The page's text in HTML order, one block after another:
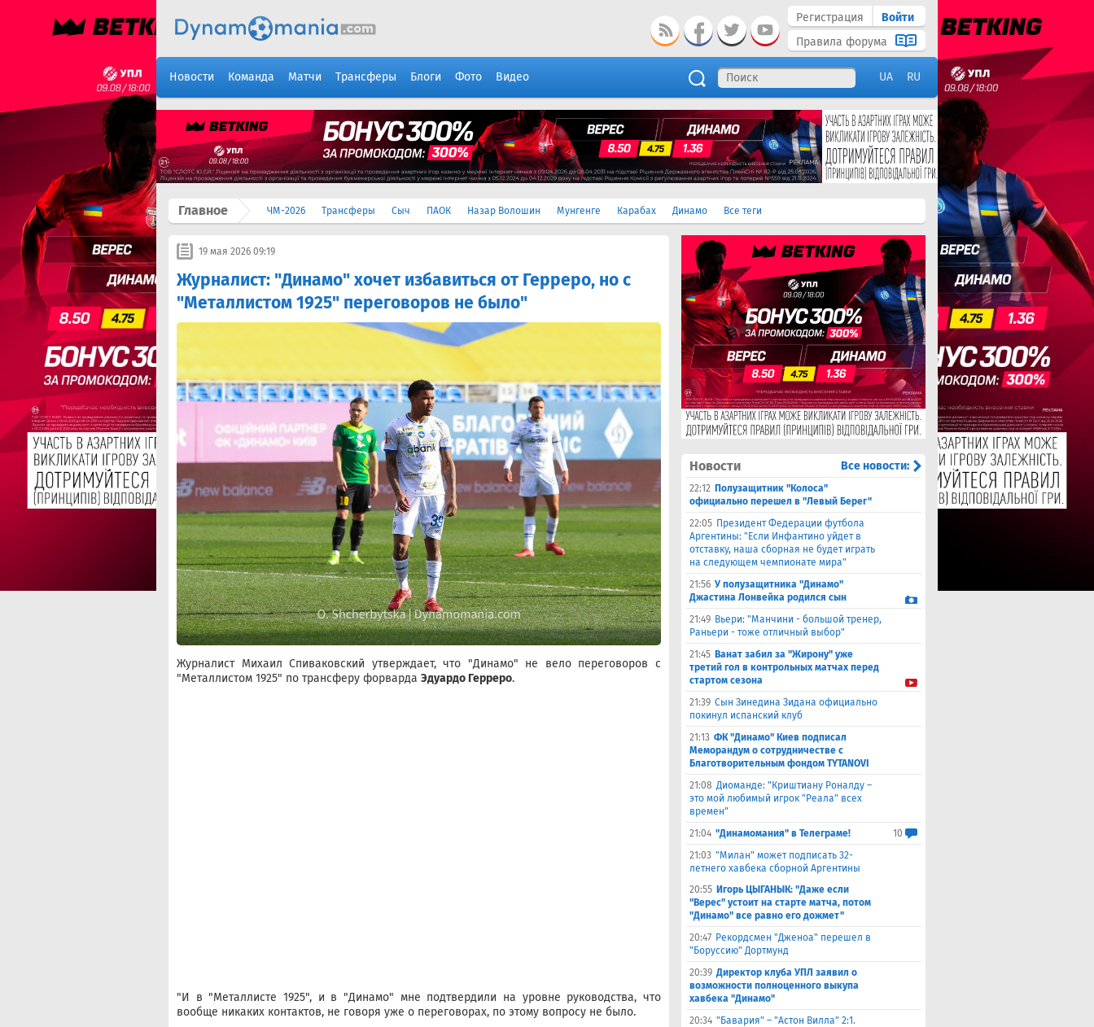
Регистрация
Войти
Правила форума
Новости Команда Матчи Трансферы Блоги Фото Видео UA RU
Главное ЧМ-2026 Трансферы Сыч ПАОК Назар Волошин Мунгенге Карабах Динамо Все теги
19 мая 2026 09:19
Журналист: "Динамо" хочет избавиться от Герреро, но с
"Металлистом 1925" переговоров не было"
Журналист Михаил Спиваковский утверждает, что "Динамо" не вело переговоров с
"Металлистом 1925" по трансферу форварда Эдуардо Герреро.
"И в "Металлисте 1925", и в "Динамо" мне подтвердили на уровне руководства, что
вообще никаких контактов, не говоря уже о переговорах, по этому вопросу не было.
Новости Все новости:
22:12 Полузащитник "Колоса"
официально перешел в "Левый Берег"
22:05 Президент Федерации футбола
Аргентины: "Если Инфантино уйдет в
отставку, наша сборная не будет играть
на следующем чемпионате мира"
21:56 У полузащитника "Динамо"
Джастина Лонвейка родился сын
21:49 Вьери: "Манчини - большой тренер,
Раньери - тоже отличный выбор"
21:45 Ванат забил за "Жирону" уже
третий гол в контрольных матчах перед
стартом сезона
21:39 Сын Зинедина Зидана официально
покинул испанский клуб
21:13 ФК "Динамо" Киев подписал
Меморандум о сотрудничестве с
Благотворительным фондом TYTANOVI
21:08 Диоманде: "Криштиану Роналду –
это мой любимый игрок "Реала" всех
времен"
21:04 "Динамомания" в Телеграме!
10
21:03 "Милан" может подписать 32-
летнего хавбека сборной Аргентины
20:55 Игорь ЦЫГАНЫК: "Даже если
"Верес" устоит на старте матча, потом
"Динамо" все равно его дожмет"
20:47 Рекордсмен "Дженоа" перешел в
"Боруссию" Дортмунд
20:39 Директор клуба УПЛ заявил о
возможности полноценного выкупа
хавбека "Динамо"
20:34 "Бавария" – "Астон Вилла" 2:1.